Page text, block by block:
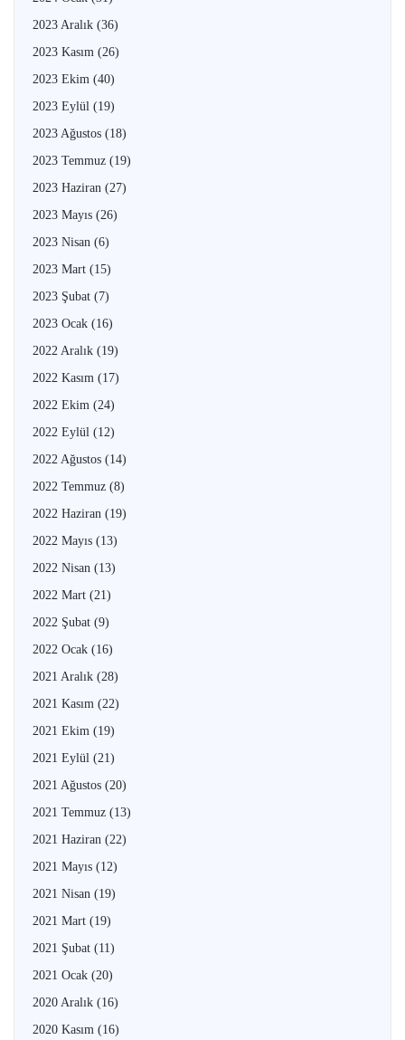
2023 Aralık (36)
2023 Kasım (26)
2023 Ekim (40)
2023 Eylül (19)
2023 Ağustos (18)
2023 Temmuz (19)
2023 Haziran (27)
2023 Mayıs (26)
2023 Nisan (6)
2023 Mart (15)
2023 Şubat (7)
2023 Ocak (16)
2022 Aralık (19)
2022 Kasım (17)
2022 Ekim (24)
2022 Eylül (12)
2022 Ağustos (14)
2022 Temmuz (8)
2022 Haziran (19)
2022 Mayıs (13)
2022 Nisan (13)
2022 Mart (21)
2022 Şubat (9)
2022 Ocak (16)
2021 Aralık (28)
2021 Kasım (22)
2021 Ekim (19)
2021 Eylül (21)
2021 Ağustos (20)
2021 Temmuz (13)
2021 Haziran (22)
2021 Mayıs (12)
2021 Nisan (19)
2021 Mart (19)
2021 Şubat (11)
2021 Ocak (20)
2020 Aralık (16)
2020 Kasım (16)